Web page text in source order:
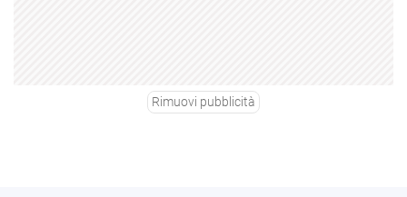
Rimuovi pubblicità